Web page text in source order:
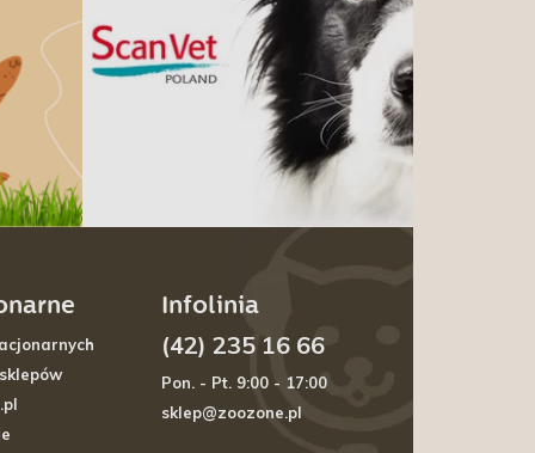
Infolinia
(42) 235 16 66
Pon. - Pt. 9:00 - 17:00
sklep@zoozone.pl